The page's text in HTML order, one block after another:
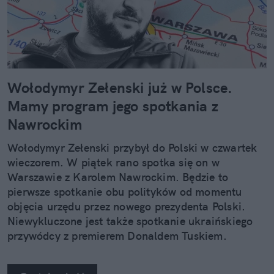
Wołodymyr Zełenski już w Polsce.
Mamy program jego spotkania z
Nawrockim
Wołodymyr Zełenski przybył do Polski w czwartek
wieczorem. W piątek rano spotka się on w
Warszawie z Karolem Nawrockim. Będzie to
pierwsze spotkanie obu polityków od momentu
objęcia urzędu przez nowego prezydenta Polski.
Niewykluczone jest także spotkanie ukraińskiego
przywódcy z premierem Donaldem Tuskiem.